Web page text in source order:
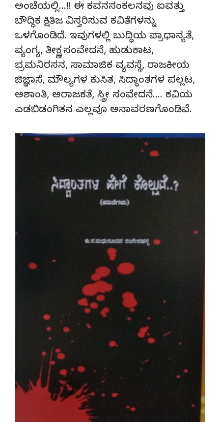
ಅಂಚೆಯಲ್ಲಿ…!! ಈ ಕವನಸಂಕಲನವು ಐವತ್ತು
ಬೌದ್ಧಿಕ ಕ್ಷಿತಿಜ ವಿಸ್ತರಿಸುವ ಕವಿತೆಗಳನ್ನು
ಒಳಗೊಂಡಿದೆ. ಇವುಗಳಲ್ಲಿ ಬುದ್ಧಿಯ ಪ್ರಾಧಾನ್ಯತೆ,
ವ್ಯಂಗ್ಯ, ತೀಕ್ಷ್ಣ ಸಂವೇದನೆ, ಹುಡುಕಾಟ,
ಭ್ರಮನಿರಸನ, ಸಾಮಾಜಿಕ ವ್ಯವಸ್ಥೆ, ರಾಜಕೀಯ
ಜಿಜ್ಞಾಸೆ, ಮೌಲ್ಯಗಳ ಕುಸಿತ, ಸಿದ್ಧಾಂತಗಳ ಪಲ್ಲಟ,
ಅಶಾಂತಿ, ಅರಾಜಕತೆ, ಸ್ತ್ರೀ ಸಂವೇದನೆ…. ಕವಿಯ
ಎಡಬಿಡಂಗಿತನ ಎಲ್ಲವೂ ಅನಾವರಣಗೊಂಡಿವೆ.